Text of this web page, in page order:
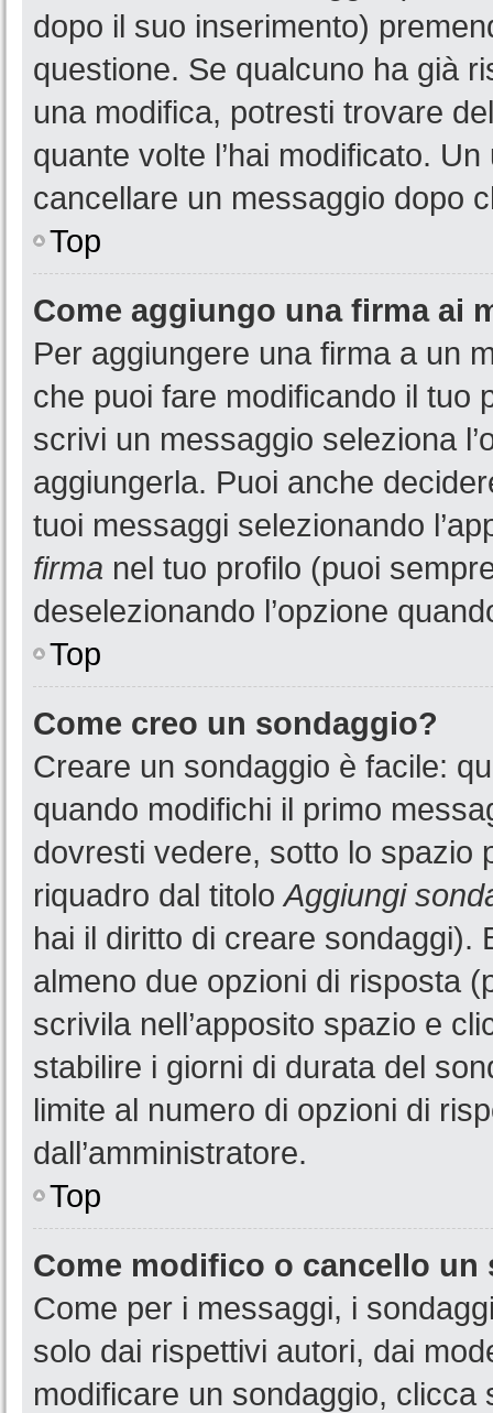
dopo il suo inserimento)
questione. Se qualcuno ha già
una modifica, potresti trovare
quante volte l’hai modificato.
cancellare un messaggio dopo
Top
Come aggiungo una firma ai
Per aggiungere una firma a un
che puoi fare modificando il tuo
scrivi un messaggio seleziona
aggiungerla. Puoi anche
tuoi messaggi selezionando
firma nel tuo profilo (puoi
deselezionando l’opzione
Top
Come creo un sondaggio?
Creare un sondaggio è facile:
quando modifichi il primo
dovresti vedere, sotto lo spazio
riquadro dal titoloAggiungi
hai il diritto di creare sondaggi).
almeno due opzioni di risposta
scrivila nell’apposito spazio e
stabilire i giorni di durata del
limite al numero di opzioni di
dall’amministratore.
Top
Come modifico o cancello un
Come per i messaggi, i
solo dai rispettivi autori, dai
modificare un sondaggio,